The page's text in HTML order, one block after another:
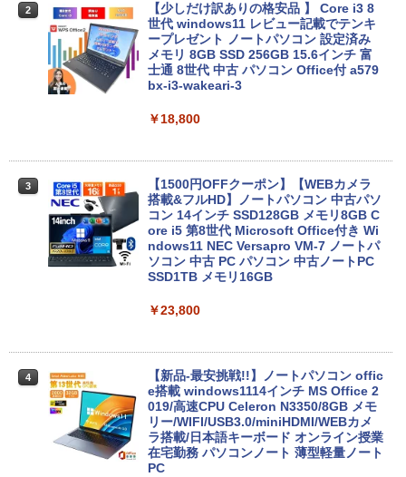
2
【少しだけ訳ありの格安品 】 Core i3 8
世代 windows11 レビュー記載でテンキ
ープレゼント ノートパソコン 設定済み
メモリ 8GB SSD 256GB 15.6インチ 富
士通 8世代 中古 パソコン Office付 a579
bx-i3-wakeari-3
￥18,800
3
【1500円OFFクーポン】【WEBカメラ
搭載&フルHD】ノートパソコン 中古パソ
コン 14インチ SSD128GB メモリ8GB C
ore i5 第8世代 Microsoft Office付き Wi
ndows11 NEC Versapro VM-7 ノートパ
ソコン 中古 PC パソコン 中古ノートPC
SSD1TB メモリ16GB
￥23,800
4
【新品-最安挑戦!!】ノートパソコン offic
e搭載 windows1114インチ MS Office 2
019/高速CPU Celeron N3350/8GB メモ
リー/WIFI/USB3.0/miniHDMI/WEBカメ
ラ搭載/日本語キーボード オンライン授業
在宅勤務 パソコンノート 薄型軽量ノート
PC